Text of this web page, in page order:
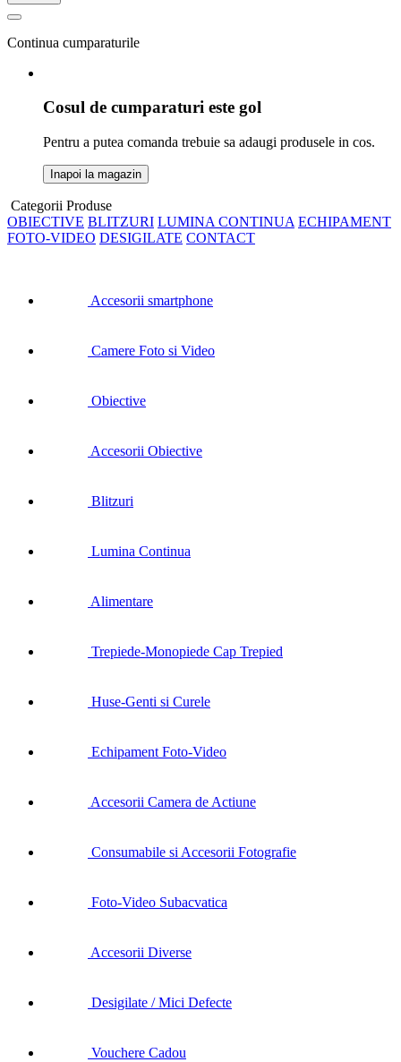
Continua cumparaturile
Cosul de cumparaturi este gol
Pentru a putea comanda trebuie sa adaugi produsele in cos.
Inapoi la magazin
Categorii Produse
OBIECTIVE BLITZURI LUMINA CONTINUA ECHIPAMENT
FOTO-VIDEO DESIGILATE CONTACT
Accesorii smartphone
Camere Foto si Video
Obiective
Accesorii Obiective
Blitzuri
Lumina Continua
Alimentare
Trepiede-Monopiede Cap Trepied
Huse-Genti si Curele
Echipament Foto-Video
Accesorii Camera de Actiune
Consumabile si Accesorii Fotografie
Foto-Video Subacvatica
Accesorii Diverse
Desigilate / Mici Defecte
Vouchere Cadou